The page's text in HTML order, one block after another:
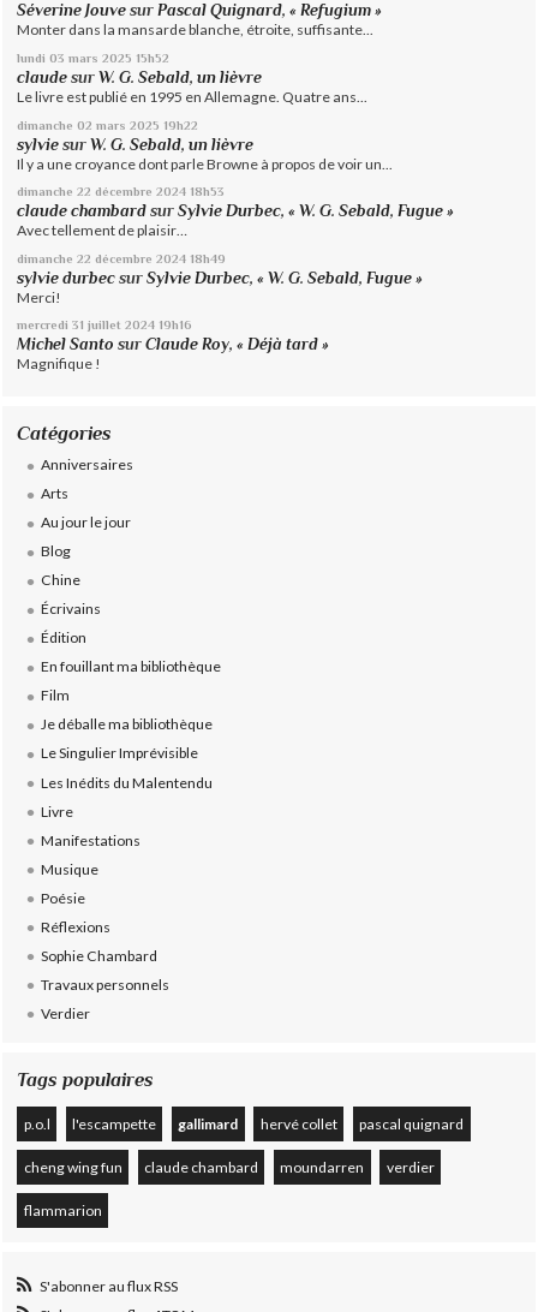
Séverine Jouve surPascal Quignard, « Refugium »
Monter dans la mansarde blanche, étroite, suffisante...
lundi 03 mars 2025 15h52
claude surW. G. Sebald, un lièvre
Le livre est publié en 1995 en Allemagne. Quatre ans...
dimanche 02 mars 2025 19h22
sylvie surW. G. Sebald, un lièvre
Il y a une croyance dont parle Browne à propos de voir un...
dimanche 22 décembre 2024 18h53
claude chambard surSylvie Durbec, « W. G. Sebald, Fugue »
Avec tellement de plaisir…
dimanche 22 décembre 2024 18h49
sylvie durbec surSylvie Durbec, « W. G. Sebald, Fugue »
Merci!
mercredi 31 juillet 2024 19h16
Michel Santo surClaude Roy, « Déjà tard »
Magnifique !
Catégories
Anniversaires
Arts
Au jour le jour
Blog
Chine
Écrivains
Édition
En fouillant ma bibliothèque
Film
Je déballe ma bibliothèque
Le Singulier Imprévisible
Les Inédits du Malentendu
Livre
Manifestations
Musique
Poésie
Réflexions
Sophie Chambard
Travaux personnels
Verdier
Tags populaires
p.o.l l'escampette gallimard hervé collet pascal quignard
cheng wing fun claude chambard moundarren verdier
flammarion
S'abonner au flux RSS